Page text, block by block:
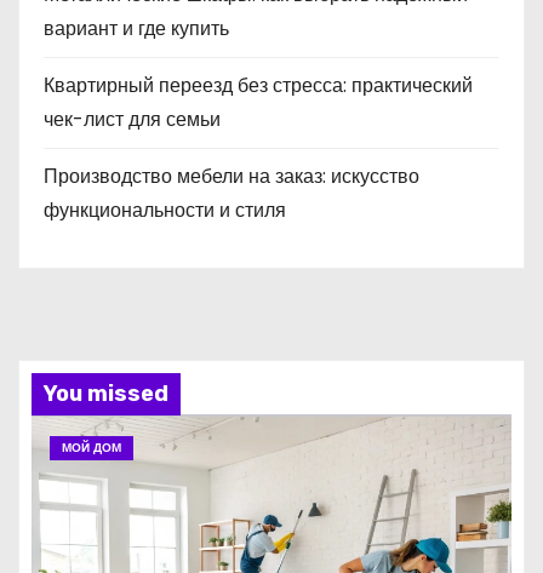
вариант и где купить
Квартирный переезд без стресса: практический
чек-лист для семьи
Производство мебели на заказ: искусство
функциональности и стиля
You missed
МОЙ ДОМ